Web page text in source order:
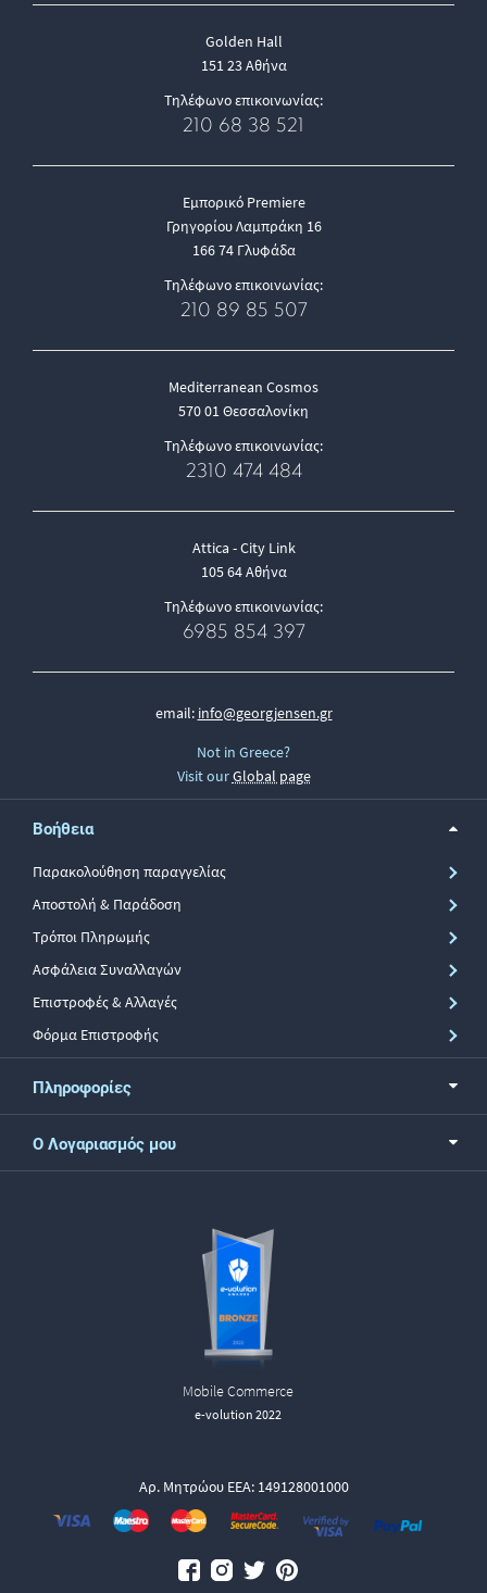
Golden Hall
151 23 Αθήνα
Τηλέφωνο επικοινωνίας:
210 68 38 521
Εμπορικό Premiere
Γρηγορίου Λαμπράκη 16
166 74 Γλυφάδα
Τηλέφωνο επικοινωνίας:
210 89 85 507
Mediterranean Cosmos
570 01 Θεσσαλονίκη
Τηλέφωνο επικοινωνίας:
2310 474 484
Attica - City Link
105 64 Αθήνα
Τηλέφωνο επικοινωνίας:
6985 854 397
email: info@georgjensen.gr
Not in Greece?
Visit ourGlobal page
Βοήθεια
Παρακολούθηση παραγγελίας
Αποστολή & Παράδοση
Τρόποι Πληρωμής
Ασφάλεια Συναλλαγών
Επιστροφές & Αλλαγές
Φόρμα Επιστροφής
Πληροφορίες
Ο Λογαριασμός μου
Mobile Commerce
e-volution 2022
Αρ. Μητρώου ΕΕΑ: 149128001000